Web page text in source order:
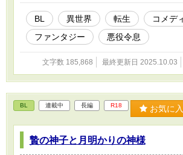
路線なのでなんだかんだみんなちょっとポンコ
ーンライトノベルスにも投稿中
BL 異世界 転生
コメデ
ファンタジー
悪役令息
文字数 185,868 最終更新日 2025.10.03
BL 連載中 長編 R18 お気に
贄の神子と月明かりの神様